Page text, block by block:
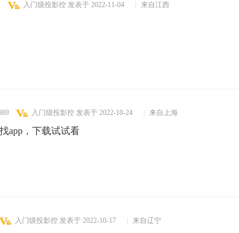
入门级投影控 发表于 2022-11-04 来自江西
入门级投影控 发表于 2022-10-24 来自上海
app，下载试试看
入门级投影控 发表于 2022-10-17 来自辽宁